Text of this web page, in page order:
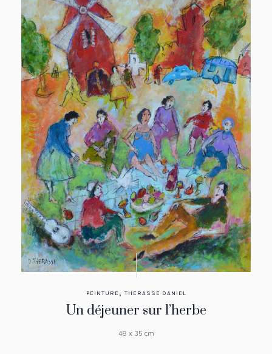
PEINTURE , THERASSE DANIEL
Un déjeuner sur l’herbe
48 x 35 cm